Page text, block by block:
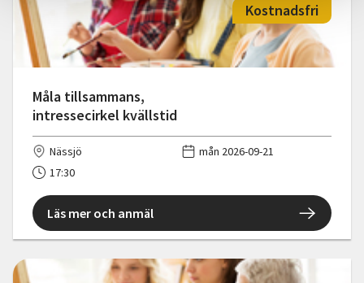
Måla tillsammans,
intressecirkel kvällstid
Kostnadsfri
Nässjö
mån 2026-09-21
17:30
Läs mer och anmäl